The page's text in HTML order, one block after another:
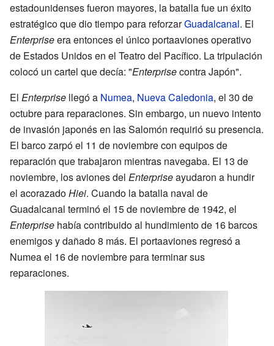
estadounidenses fueron mayores, la batalla fue un éxito
estratégico que dio tiempo para reforzarGuadalcanal. El
Enterpriseera entonces el único portaaviones operativo
de Estados Unidos en el Teatro del Pacífico. La tripulación
colocó un cartel que decía: "Enterprisecontra Japón".
El Enterprise llegó a Numea, Nueva Caledonia, el 30 de
octubre para reparaciones. Sin embargo, un nuevo intento
de invasión japonés en las Salomón requirió su presencia.
El barco zarpó el 11 de noviembre con equipos de
reparación que trabajaron mientras navegaba. El 13 de
noviembre, los aviones del Enterpriseayudaron a hundir
el acorazadoHiei. Cuando la batalla naval de
Guadalcanal terminó el 15 de noviembre de 1942, el
Enterprise había contribuido al hundimiento de 16 barcos
enemigos y dañado 8 más. El portaaviones regresó a
Numea el 16 de noviembre para terminar sus
reparaciones.